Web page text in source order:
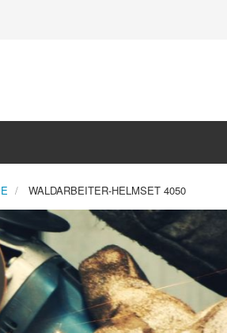
WALDARBEITER-HELMSET 4050